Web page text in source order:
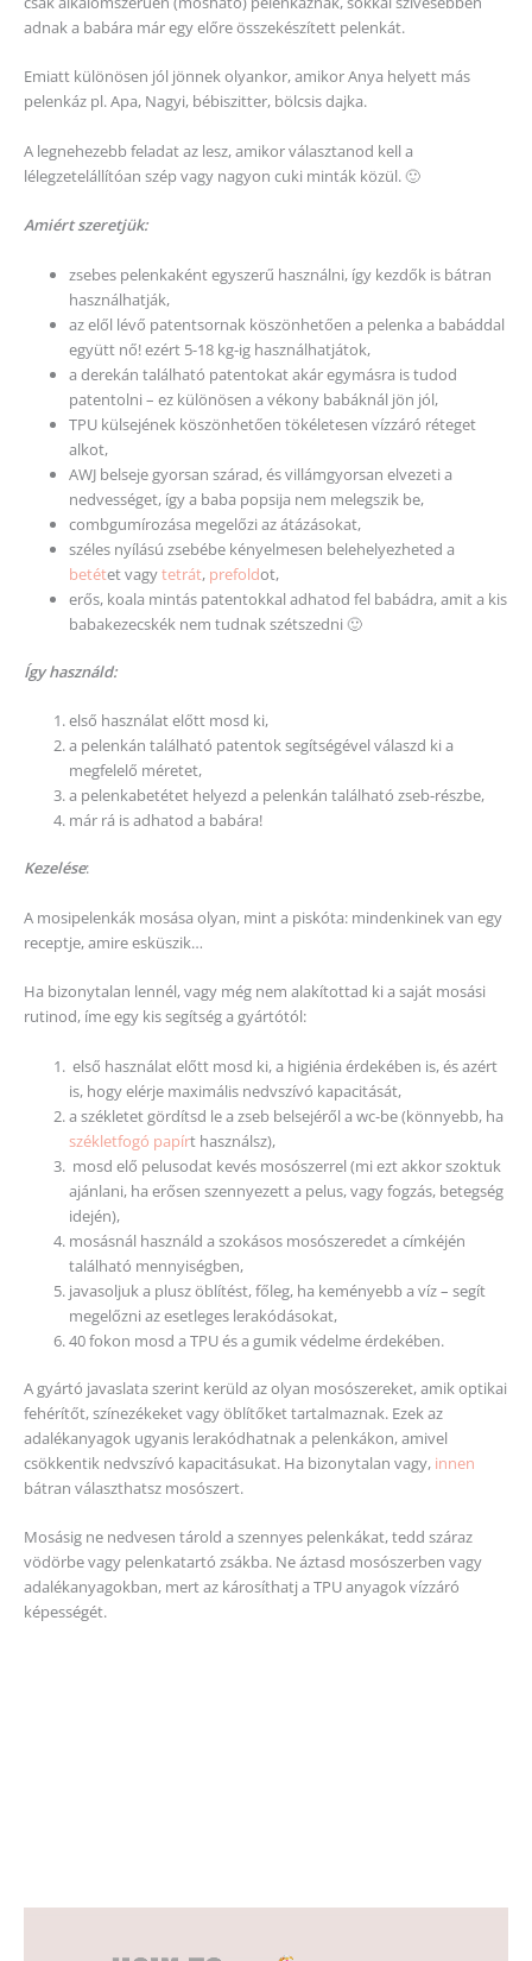
adnak a babára már egy előre összekészített pelenkát.
Emiatt különösen jól jönnek olyankor, amikor Anya helyett más
pelenkáz pl. Apa, Nagyi, bébiszitter, bölcsis dajka.
A legnehezebb feladat az lesz, amikor választanod kell a
lélegzetelállítóan szép vagy nagyon cuki minták közül. 🙂
Amiért szeretjük:
zsebes pelenkaként egyszerű használni, így kezdők is bátran
használhatják,
az elől lévő patentsornak köszönhetően a pelenka a babáddal
együtt nő! ezért 5-18 kg-ig használhatjátok,
a derekán található patentokat akár egymásra is tudod
patentolni – ez különösen a vékony babáknál jön jól,
TPU külsejének köszönhetően tökéletesen vízzáró réteget
alkot,
AWJ belseje gyorsan szárad, és villámgyorsan elvezeti a
nedvességet, így a baba popsija nem melegszik be,
combgumírozása megelőzi az átázásokat,
széles nyílású zsebébe kényelmesen belehelyezheted a
betétet vagytetrát, prefoldot,
erős, koala mintás patentokkal adhatod fel babádra, amit a kis
babakezecskék nem tudnak szétszedni 🙂
Így használd:
első használat előtt mosd ki,
a pelenkán található patentok segítségével válaszd ki a
megfelelő méretet,
a pelenkabetétet helyezd a pelenkán található zseb-részbe,
már rá is adhatod a babára!
Kezelése:
A mosipelenkák mosása olyan, mint a piskóta: mindenkinek van egy
receptje, amire esküszik…
Ha bizonytalan lennél, vagy még nem alakítottad ki a saját mosási
rutinod, íme egy kis segítség a gyártótól:
első használat előtt mosd ki, a higiénia érdekében is, és azért
is, hogy elérje maximális nedvszívó kapacitását,
a székletet gördítsd le a zseb belsejéről a wc-be (könnyebb, ha
székletfogó papírt használsz),
mosd elő pelusodat kevés mosószerrel (mi ezt akkor szoktuk
ajánlani, ha erősen szennyezett a pelus, vagy fogzás, betegség
idején),
mosásnál használd a szokásos mosószeredet a címkéjén
található mennyiségben,
javasoljuk a plusz öblítést, főleg, ha keményebb a víz – segít
megelőzni az esetleges lerakódásokat,
40 fokon mosd a TPU és a gumik védelme érdekében.
A gyártó javaslata szerint kerüld az olyan mosószereket, amik optikai
fehérítőt, színezékeket vagy öblítőket tartalmaznak. Ezek az
adalékanyagok ugyanis lerakódhatnak a pelenkákon, amivel
csökkentik nedvszívó kapacitásukat. Ha bizonytalan vagy, innen
bátran választhatsz mosószert.
Mosásig ne nedvesen tárold a szennyes pelenkákat, tedd száraz
vödörbe vagy pelenkatartó zsákba. Ne áztasd mosószerben vagy
adalékanyagokban, mert az károsíthatj a TPU anyagok vízzáró
képességét.